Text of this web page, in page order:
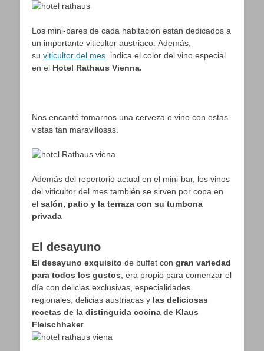
Los mini-bares de cada habitación están dedicados a
un importante viticultor austriaco. Además,
su viticultor del mes indica el color del vino especial
en el Hotel Rathaus Vienna.
Nos encantó tomarnos una cerveza o vino con estas
vistas tan maravillosas.
Además del repertorio actual en el mini-bar, los vinos
del viticultor del mes también se sirven por copa en
el salón, patio y la terraza con su tumbona
privada
El desayuno
El desayuno exquisito de buffet con gran variedad
para todos los gustos, era propio para comenzar el
día con delicias exclusivas, especialidades
regionales, delicias austriacas y las deliciosas
recetas de la distinguida cocina de Klaus
Fleischhaker.